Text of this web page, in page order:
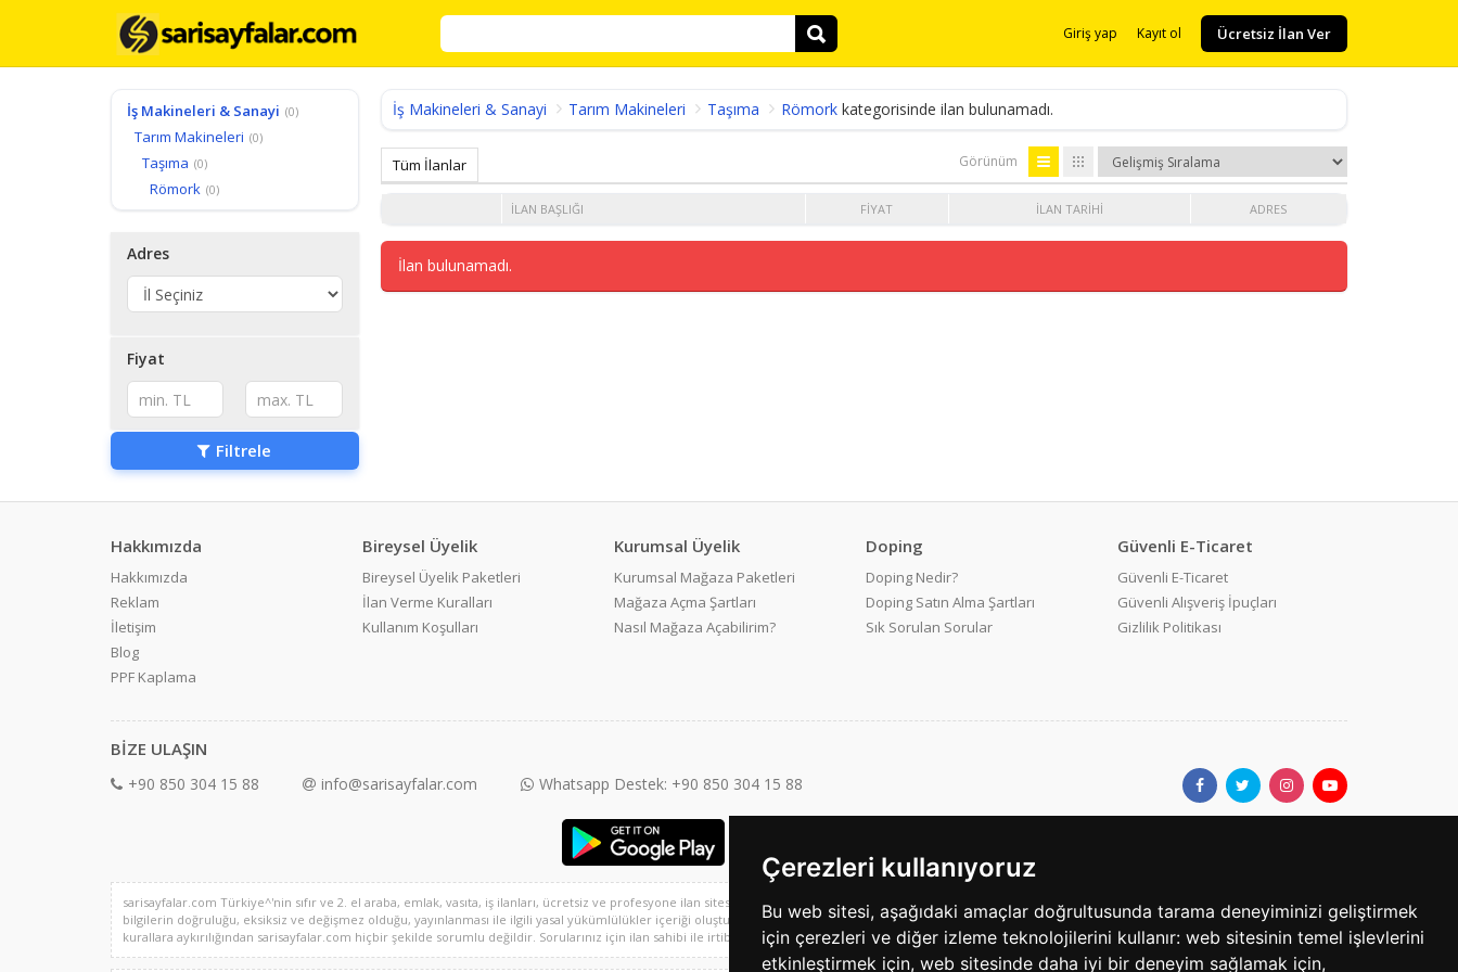
Çerezleri kullanıyoruz
Bu web sitesi, aşağıdaki amaçlar doğrultusunda tarama deneyiminizi geliştirmek
için çerezleri ve diğer izleme teknolojilerini kullanır: web sitesinin temel işlevlerini
etkinleştirmek için, web sitesinde daha iyi bir deneyim sağlamak için,
Giriş yap Kayıt ol Ücretsiz İlan Ver
İş Makineleri & Sanayi (0)
Tarım Makineleri (0)
Taşıma (0)
Römork (0)
Adres
Fiyat
Filtrele
İş Makineleri & Sanayi Tarım Makineleri Taşıma Römork kategorisinde ilan bulunamadı.
Tüm İlanlar Görünüm
İLAN BAŞLIĞI FIYAT İLAN TARIHI ADRES
İlan bulunamadı.
Hakkımızda
Hakkımızda
Reklam
İletişim
Blog
PPF Kaplama
Bireysel Üyelik
Bireysel Üyelik Paketleri
İlan Verme Kuralları
Kullanım Koşulları
Kurumsal Üyelik
Kurumsal Mağaza Paketleri
Mağaza Açma Şartları
Nasıl Mağaza Açabilirim?
Doping
Doping Nedir?
Doping Satın Alma Şartları
Sık Sorulan Sorular
Güvenli E-Ticaret
Güvenli E-Ticaret
Güvenli Alışveriş İpuçları
Gizlilik Politikası
BİZE ULAŞIN
+90 850 304 15 88 info@sarisayfalar.com Whatsapp Destek: +90 850 304 15 88
sarisayfalar.com Türkiye^'nin sıfır ve 2. el araba, emlak, vasıta, iş ilanları, ücretsiz ve profesyone ilan sitesi ve 2. el alışveriş platformu, sarisayfalar.com'da yer alan kullanıcıların oluşturduğu tüm içerik, görüş ve
bilgilerin doğruluğu, eksiksiz ve değişmez olduğu, yayınlanması ile ilgili yasal yükümlülükler içeriği oluşturan kullanıcıya aittir. Bu içeriğin, görüş ve bilgilerin yanlışlık, eksiklik veya yasalarla düzenlenmiş
kurallara aykırılığından sarisayfalar.com hiçbir şekilde sorumlu değildir. Sorularınız için ilan sahibi ile irtibata geçebilirsiniz.